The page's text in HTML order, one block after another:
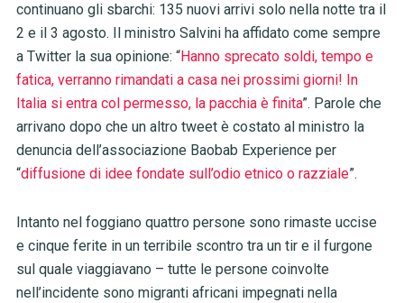
continuano gli sbarchi: 135 nuovi arrivi solo nella notte tra il
2 e il 3 agosto. Il ministro Salvini ha affidato come sempre
a Twitter la sua opinione: “Hanno sprecato soldi, tempo e
fatica, verranno rimandati a casa nei prossimi giorni! In
Italia si entra col permesso, la pacchia è finita”. Parole che
arrivano dopo che un altro tweet è costato al ministro la
denuncia dell’associazione Baobab Experience per
“diffusione di idee fondate sull’odio etnico o razziale”.
Intanto nel foggiano quattro persone sono rimaste uccise
e cinque ferite in un terribile scontro tra un tir e il furgone
sul quale viaggiavano – tutte le persone coinvolte
nell’incidente sono migranti africani impegnati nella